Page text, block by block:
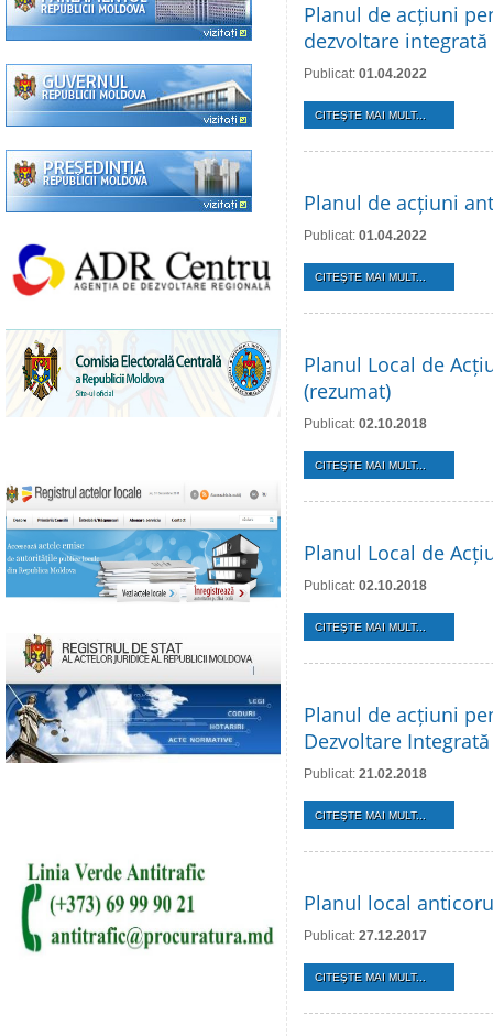
Planul de acțiuni
dezvoltare
Publicat: 01.04.2022
CITEŞTE MAI MULT...
Planul de acțiuni
Publicat: 01.04.2022
CITEŞTE MAI MULT...
Planul Local de
(rezumat)
Publicat: 02.10.2018
CITEŞTE MAI MULT...
Planul Local de
Publicat: 02.10.2018
CITEŞTE MAI MULT...
Planul de acțiuni
Dezvoltare
Publicat: 21.02.2018
CITEŞTE MAI MULT...
Planul local
Publicat: 27.12.2017
CITEŞTE MAI MULT...